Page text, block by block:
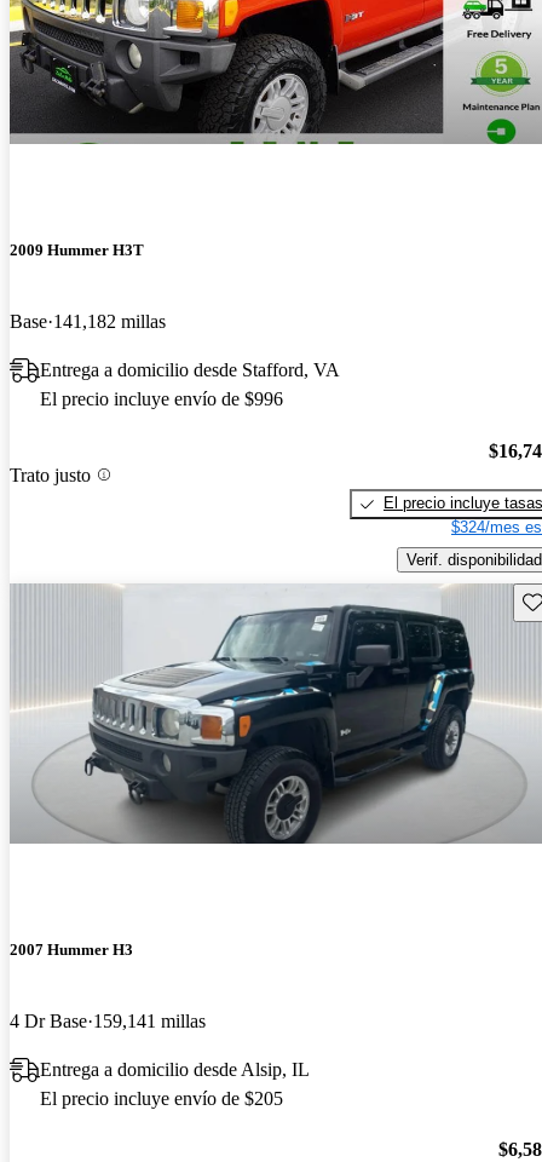
2009 Hummer H3T
Base 141,182 millas
Entrega a domicilio desde Stafford, VA
El precio incluye envío de $996
Trato justo
El precio incluye tasas
$324/mes
Verif. disponibilidad
2007 Hummer H3
4 Dr Base 159,141 millas
Entrega a domicilio desde Alsip, IL
El precio incluye envío de $205